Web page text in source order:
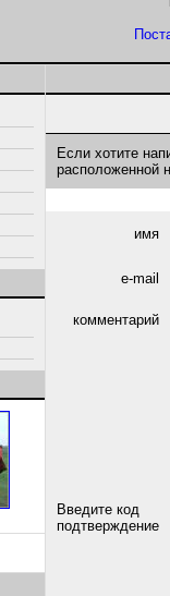
Если хотите
расположенной
имя
e-mail
комментарий
Введите код
подтверждение